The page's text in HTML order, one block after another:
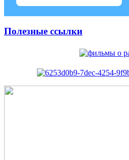
Полезные ссылки